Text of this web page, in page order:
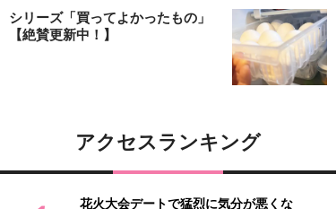
シリーズ「買ってよかったもの」
【絶賛更新中！】
アクセスランキング
花火大会デートで猛烈に気分が悪くな